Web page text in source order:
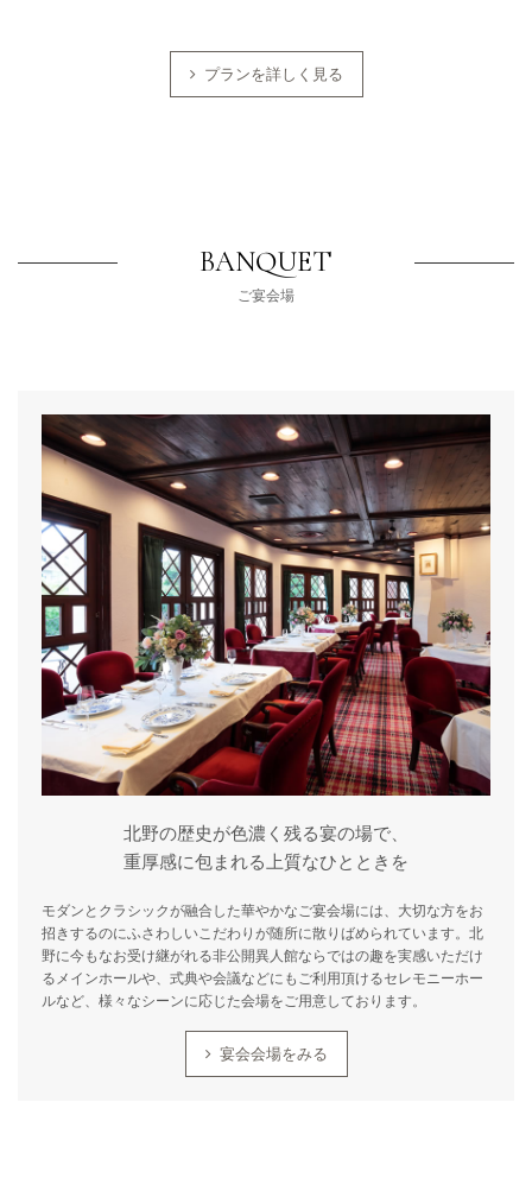
プランを詳しく見る
BANQUET
ご宴会場
北野の歴史が色濃く残る宴の場で、
重厚感に包まれる上質なひとときを
モダンとクラシックが融合した華やかなご宴会場には、大切な方をお
招きするのにふさわしいこだわりが随所に散りばめられています。北
野に今もなお受け継がれる非公開異人館ならではの趣を実感いただけ
るメインホールや、式典や会議などにもご利用頂けるセレモニーホー
ルなど、様々なシーンに応じた会場をご用意しております。
宴会会場をみる